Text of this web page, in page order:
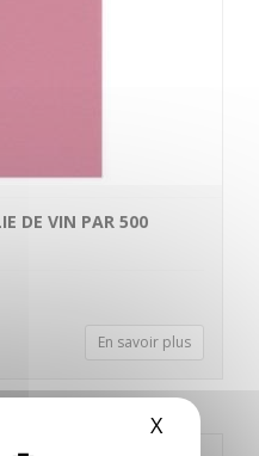
X
DE VIN PAR 500
En savoir plus